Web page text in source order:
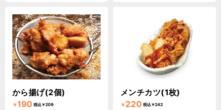
から揚げ(2個)
￥190 税込￥209
メンチカツ(1枚)
￥ 220 税込￥242